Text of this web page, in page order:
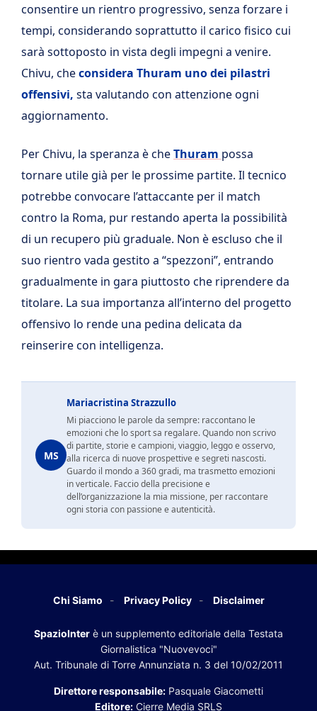
consentire un rientro progressivo, senza forzare i
tempi, considerando soprattutto il carico fisico cui
sarà sottoposto in vista degli impegni a venire.
Chivu, checonsidera Thuram uno dei pilastri
offensivi, sta valutando con attenzione ogni
aggiornamento.
Per Chivu, la speranza è cheThuram possa
tornare utile già per le prossime partite. Il tecnico
potrebbe convocare l’attaccante per il match
contro la Roma, pur restando aperta la possibilità
di un recupero più graduale. Non è escluso che il
suo rientro vada gestito a “spezzoni”, entrando
gradualmente in gara piuttosto che riprendere da
titolare. La sua importanza all’interno del progetto
offensivo lo rende una pedina delicata da
reinserire con intelligenza.
MS
Mariacristina Strazzullo
Mi piacciono le parole da sempre: raccontano le
emozioni che lo sport sa regalare. Quando non scrivo
di partite, storie e campioni, viaggio, leggo e osservo,
alla ricerca di nuove prospettive e segreti nascosti.
Guardo il mondo a 360 gradi, ma trasmetto emozioni
in verticale. Faccio della precisione e
dell’organizzazione la mia missione, per raccontare
ogni storia con passione e autenticità.
Chi Siamo Privacy Policy Disclaimer
SpazioInter è un supplemento editoriale della Testata
Giornalistica "Nuovevoci"
Aut. Tribunale di Torre Annunziata n. 3 del 10/02/2011
Direttore responsabile: Pasquale Giacometti
Editore: Cierre Media SRLS